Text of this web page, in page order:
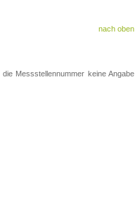
nach oben
Messstellennummer keine Angabe